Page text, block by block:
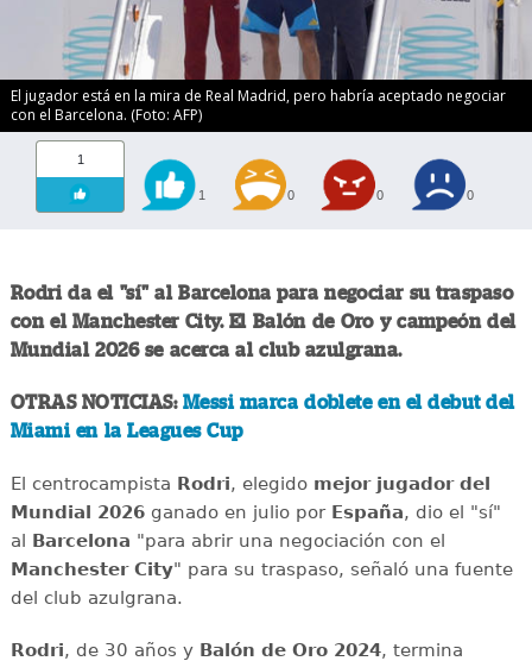
El jugador está en la mira de Real Madrid, pero habría aceptado negociar
con el Barcelona. (Foto: AFP)
1
1 0 0 0
Rodri da el "sí" al Barcelona para negociar su traspaso
con el Manchester City. El Balón de Oro y campeón del
Mundial 2026 se acerca al club azulgrana.
OTRAS NOTICIAS: Messi marca doblete en el debut del
Miami en la Leagues Cup
El centrocampista Rodri, elegido mejor jugador del
Mundial 2026ganado en julio por España, dio el "sí"
al
Barcelona "para abrir una negociación con el
Manchester City" para su traspaso, señaló una fuente
del club azulgrana.
Rodri, de 30 años y Balón de Oro 2024, termina